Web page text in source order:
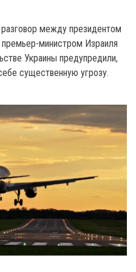
между президентом
министром Израиля
Украины предупредили,
существенную угрозу.